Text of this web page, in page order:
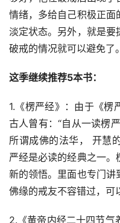
情绪，多给自己积极正面
淡定状态。另外，就是
破戒的情况就可以避免了。
这季继续推荐5本书：
1.《楞严经》：由于《楞
古人曾有：“自从一读楞
所谓成佛的法华， 开慧
严经是必读的经典之一
新的领悟。里面也专门讲
佛缘的戒友不容错过，可
2.《黄帝内经二十四节气